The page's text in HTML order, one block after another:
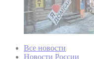
Все новости
Новости России